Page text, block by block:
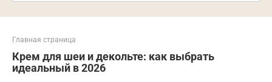
Главная страница
Крем для шеи и декольте: как выбрать
идеальный в 2026